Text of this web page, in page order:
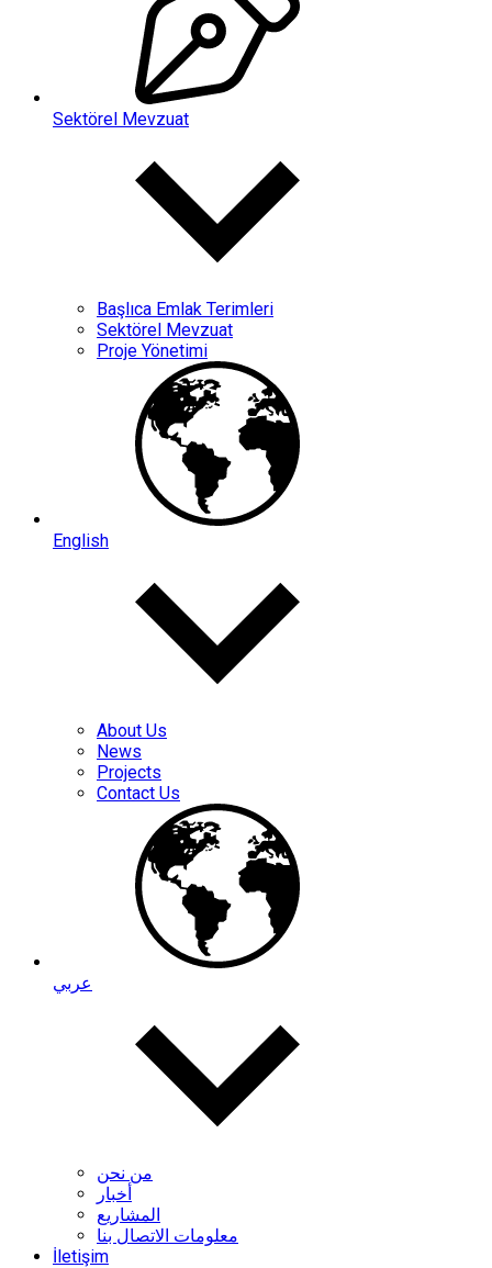
Sektörel Mevzuat
Başlıca Emlak Terimleri
Sektörel Mevzuat
Proje Yönetimi
English
About Us
News
Projects
Contact Us
عربي
من نحن
أخبار
المشاريع
معلومات الاتصال بنا
İletişim